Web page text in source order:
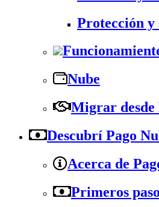
Protección y
Nube
Migrar desde
Descubrí Pago
Acerca de
Primeros